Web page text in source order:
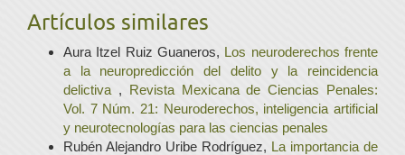
Artículos similares
Aura Itzel Ruiz Guaneros, Los neuroderechos frente
a la neuropredicción del delito y la reincidencia
delictiva , Revista Mexicana de Ciencias Penales:
Vol. 7 Núm. 21: Neuroderechos, inteligencia artificial
y neurotecnologías para las ciencias penales
Rubén Alejandro Uribe Rodríguez, La importancia de